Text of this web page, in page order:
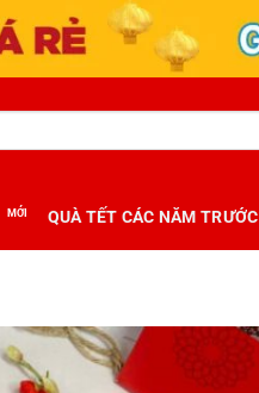
QUÀ TẾT CÁC NĂM TRƯỚC